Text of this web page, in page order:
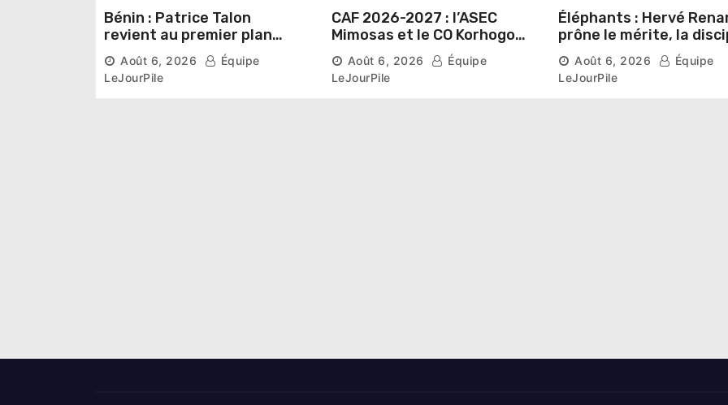
Bénin : Patrice Talon
revient au premier plan
institutionnel comme
premier président du Sénat
Août 6, 2026
Équipe
LeJourPile
CAF 2026-2027 : l’ASEC
Mimosas et le CO Korhogo
connaissent leur route vers
la phase de groupes
Août 6, 2026
Équipe
LeJourPile
Éléphants : Hervé
prône le mérite, la
et l’esprit collectif
nouveau départ
Août 6, 2026
Équipe
LeJourPile